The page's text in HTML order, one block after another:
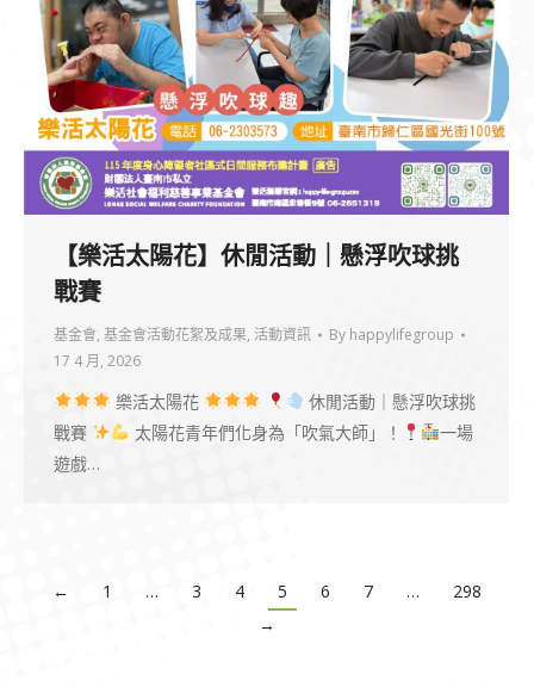
【樂活太陽花】休閒活動｜懸浮吹球挑
戰賽
基金會, 基金會活動花絮及成果, 活動資訊 By happylifegroup
17 4 月, 2026
樂活太陽花
休閒活動｜懸浮吹球挑
戰賽
太陽花青年們化身為「吹氣大師」！
一場
遊戲…
← 1 … 3 4 5 6 7 …
298
→